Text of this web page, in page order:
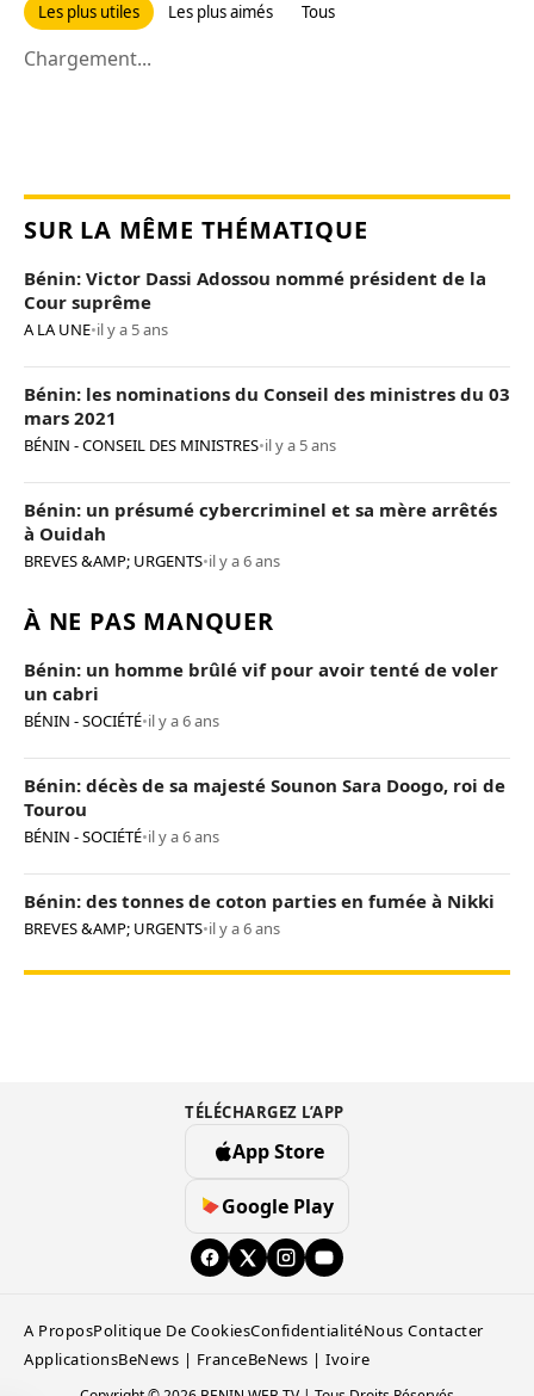
Les plus utiles Les plus aimés Tous
Chargement...
SUR LA MÊME THÉMATIQUE
Bénin: Victor Dassi Adossou nommé président de la
Cour suprême
A LA UNE•il y a 5 ans
Bénin: les nominations du Conseil des ministres du 03
mars 2021
BÉNIN - CONSEIL DES MINISTRES•il y a 5 ans
Bénin: un présumé cybercriminel et sa mère arrêtés
à Ouidah
BREVES &AMP; URGENTS•il y a 6 ans
À NE PAS MANQUER
Bénin: un homme brûlé vif pour avoir tenté de voler
un cabri
BÉNIN - SOCIÉTÉ•il y a 6 ans
Bénin: décès de sa majesté Sounon Sara Doogo, roi de
Tourou
BÉNIN - SOCIÉTÉ•il y a 6 ans
Bénin: des tonnes de coton parties en fumée à Nikki
BREVES &AMP; URGENTS•il y a 6 ans
TÉLÉCHARGEZ L’APP
App Store
Google Play
A ProposPolitique De CookiesConfidentialitéNous Contacter
ApplicationsBeNews | FranceBeNews | Ivoire